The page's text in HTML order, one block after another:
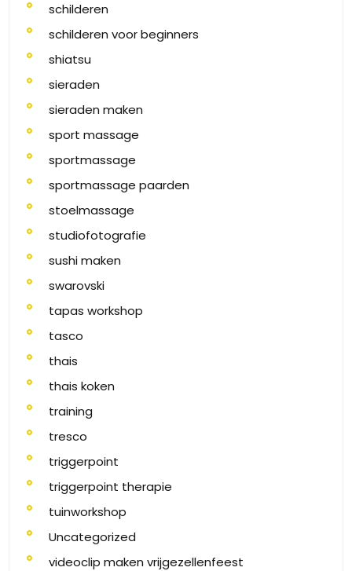
schilderen
schilderen voor beginners
shiatsu
sieraden
sieraden maken
sport massage
sportmassage
sportmassage paarden
stoelmassage
studiofotografie
sushi maken
swarovski
tapas workshop
tasco
thais
thais koken
training
tresco
triggerpoint
triggerpoint therapie
tuinworkshop
Uncategorized
videoclip maken vrijgezellenfeest